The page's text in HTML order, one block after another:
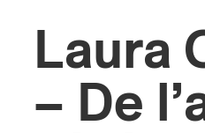
Laura
– De